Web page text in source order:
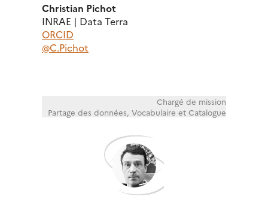
Christian Pichot
INRAE | Data Terra
ORCID
@C.Pichot
Chargé de mission
Partage des données, Vocabulaire et Catalogue